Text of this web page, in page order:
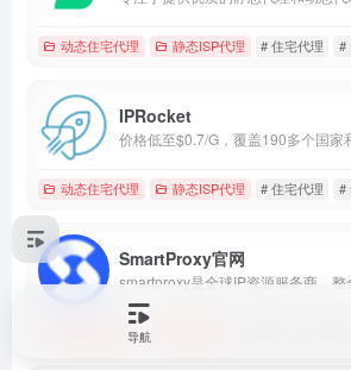
动态住宅代理 静态ISP代理 # 住宅代理 #
IPRocket
动态住宅代理 静态ISP代理 # 住宅代理 #
SmartProxy官网
动态住宅代理 # 美国IP，高质量
导航